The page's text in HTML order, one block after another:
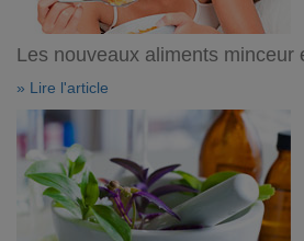
Les nouveaux aliments minceur
» Lire l'article